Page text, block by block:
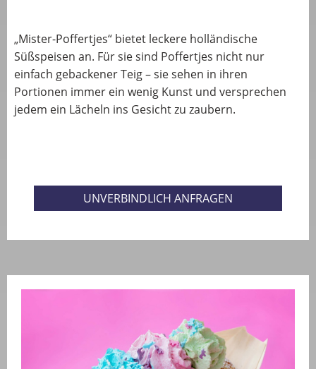
„Mister-Poffertjes“ bietet leckere holländische
Süßspeisen​ an. Für sie sind Poffertjes nicht nur
einfach gebackener Teig – sie sehen in ihren
Portionen immer ein wenig Kunst und versprechen
jedem ein Lächeln ins Gesicht zu zaubern.
UNVERBINDLICH ANFRAGEN